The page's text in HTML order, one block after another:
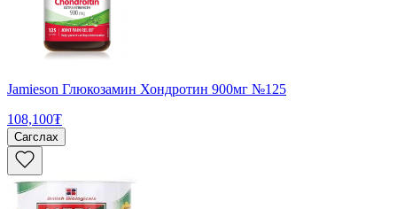
Jamieson Глюкозамин Хондротин 900мг №125
108,100₮
Сагслах